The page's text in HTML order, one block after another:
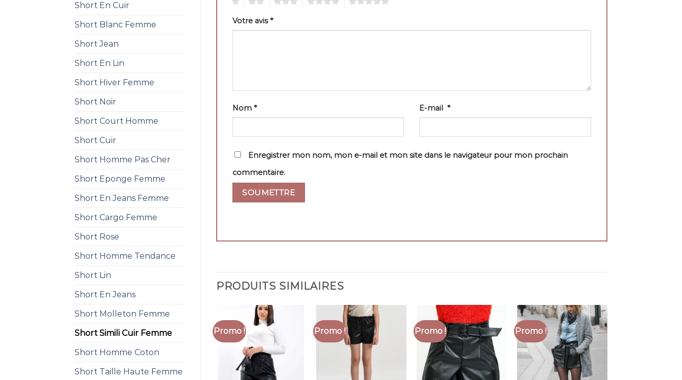
Short En Cuir
Short Blanc Femme
Short Jean
Short En Lin
Short Hiver Femme
Short Noir
Short Court Homme
Short Cuir
Short Homme Pas Cher
Short Eponge Femme
Short En Jeans Femme
Short Cargo Femme
Short Rose
Short Homme Tendance
Short Lin
Short En Jeans
Short Molleton Femme
Short Simili Cuir Femme
Short Homme Coton
Short Taille Haute Femme
Votre avis*
Nom * E-mail*
Enregistrer mon nom, mon e-mail et mon site dans le navigateur pour mon prochain
commentaire.
PRODUITS SIMILAIRES
Promo ! Promo ! Promo ! Promo !